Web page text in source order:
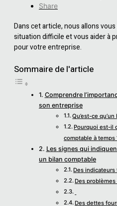
Share
Dans cet article, nous allons
situation difficile et vous aider à
pour votre entreprise.
Sommaire de l'article
Comprendre
son entreprise
Qu’est-ce
Pourquoi est-il
comptable à temps
Les signes qui
un bilan comptable
Des indicateurs
Des
Des dettes